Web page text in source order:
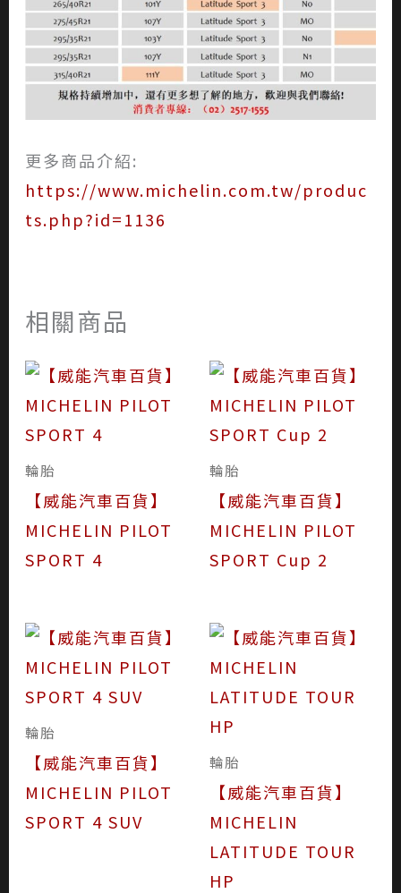
更多商品介紹:
https://www.michelin.com.tw/produc
ts.php?id=1136
相關商品
輪胎
【威能汽車百貨】
MICHELIN PILOT
SPORT 4
輪胎
【威能汽車百貨】
MICHELIN PILOT
SPORT Cup 2
輪胎
【威能汽車百貨】
MICHELIN PILOT
SPORT 4 SUV
輪胎
【威能汽車百貨】
MICHELIN
LATITUDE TOUR
HP